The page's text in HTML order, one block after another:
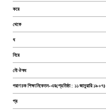
করে
থেকে
ধ
নিয়ে
নৌ ঔষধ
পরাণচক শিক্ষানিকেতন-এর(প্রতিষ্ঠা : ১১ জানুয়ারি ১৯০৭)
প্র